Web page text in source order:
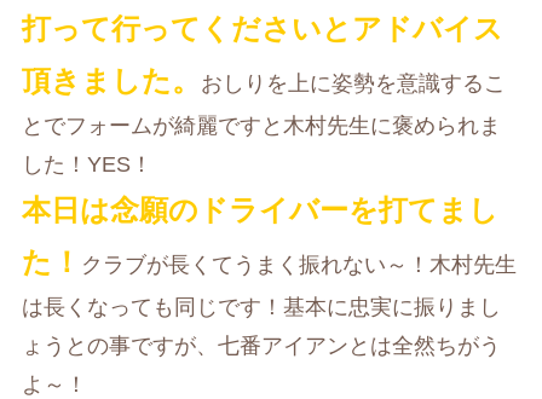
打って行ってくださいとアドバイス
頂きました。
おしりを上に姿勢を意識するこ
とでフォームが綺麗ですと木村先生に褒められま
した！YES！
本日は念願のドライバーを打てまし
た！ クラブが長くてうまく振れない～！木村先生
は長くなっても同じです！基本に忠実に振りまし
ょうとの事ですが、七番アイアンとは全然ちがう
よ～！